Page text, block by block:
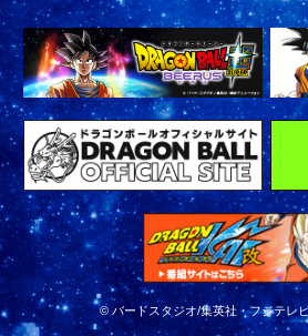
© バードスタジオ/集英社・フジテレ